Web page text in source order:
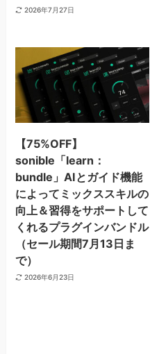
2026年7月27日
【75%OFF】
sonible「learn：
bundle」AIとガイド機能
によってミックススキルの
向上＆習得をサポートして
くれるプラグインバンドル
（セール期間7月13日ま
で）
2026年6月23日